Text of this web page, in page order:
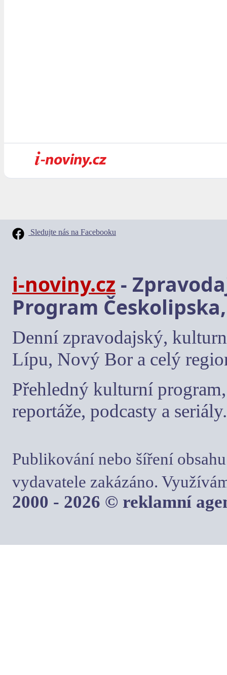
Sledujte nás na Facebooku
i-noviny.cz -
Program
Denní zpravodajský,
Lípu, Nový Bor a celý
Přehledný kulturní
reportáže, podcasty a seriály.
Publikování nebo šíření
vydavatele zakázáno.
2000 - 2026 © reklamní